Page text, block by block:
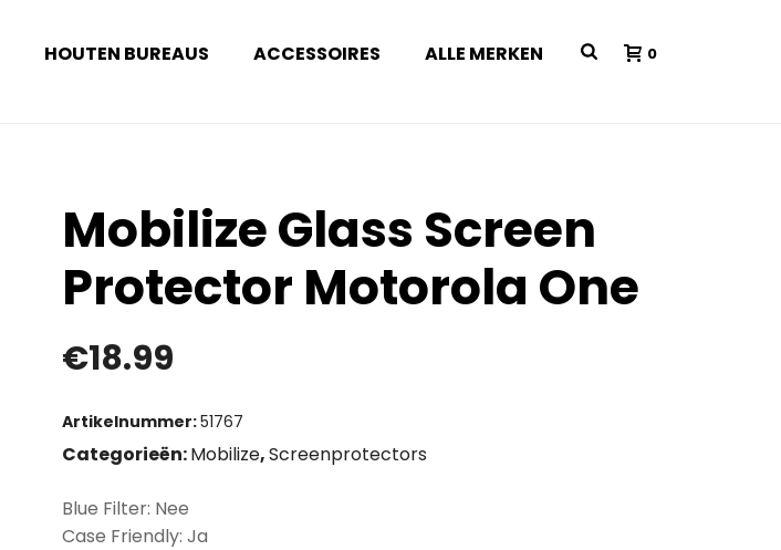
HOUTEN BUREAUS ACCESSOIRES ALLE MERKEN 0
Mobilize Glass Screen
Protector Motorola One
€18.99
Artikelnummer:51767
Categorieën:Mobilize,Screenprotectors
Blue Filter: Nee
Case Friendly: Ja